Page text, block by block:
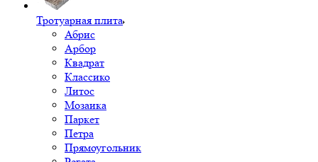
Тротуарная плита
Абрис
Арбор
Квадрат
Классико
Литос
Мозаика
Паркет
Петра
Прямоугольник